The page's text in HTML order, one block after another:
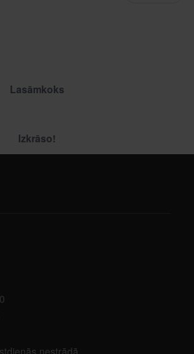
Lasāmkoks
Izkrāso!
nestrādā